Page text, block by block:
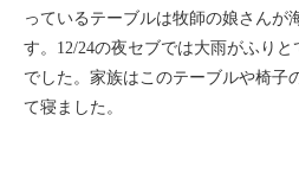
っているテーブルは牧師の娘さんが
す。12/24の夜セブでは大雨がふり
でした。家族はこのテーブルや椅子
て寝ました。